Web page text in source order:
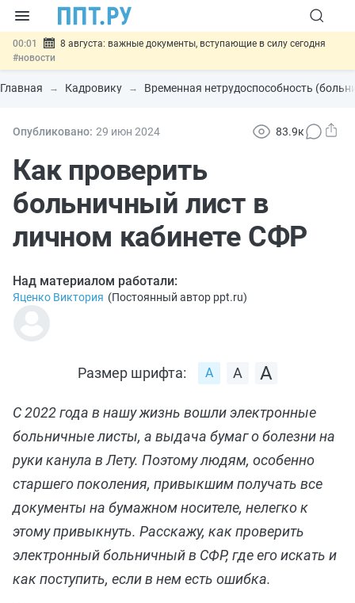
00:01
8 августа: важные документы, вступающие в силу сегодня
#новости
07.08 Подписан закон о блокировке продажи опасных товаров через
«Честный знак»#новости
07.08 Госпошлину за устранение ошибок в документах предлагают
07.08
отношений
#новости
Главная Кадровику Временная нетрудоспособность
Опубликовано: 29 июн 2024 83.9к
Как проверить
больничный лист в
личном кабинете СФР
Над материалом работали:
Яценко Виктория (Постоянный автор ppt.ru)
Размер шрифта:
С 2022 года в нашу жизнь вошли электронные
больничные листы, а выдача бумаг о болезни на
руки канула в Лету. Поэтому людям, особенно
старшего поколения, привыкшим получать все
документы на бумажном носителе, нелегко к
этому привыкнуть. Расскажу, как проверить
электронный больничный в СФР, где его искать и
как поступить, если в нем есть ошибка.